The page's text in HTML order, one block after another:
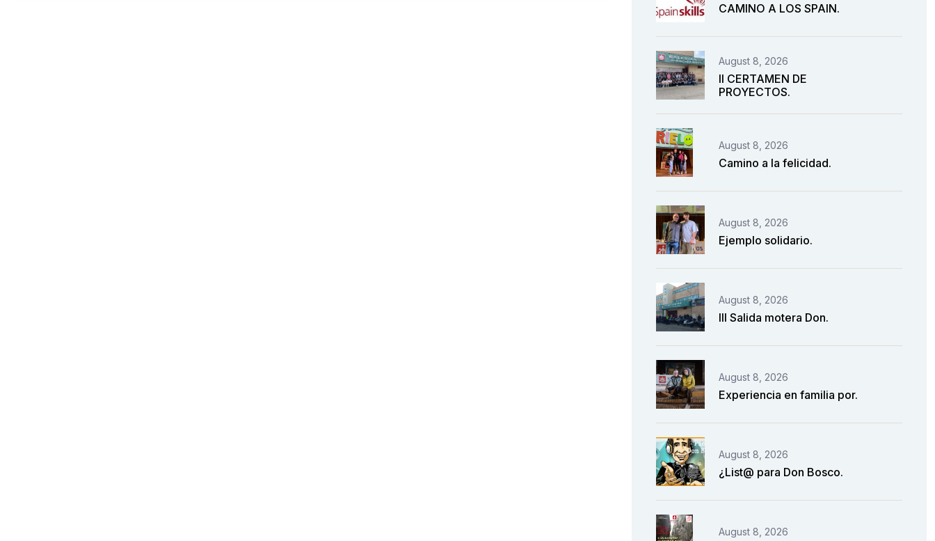
CAMINO A LOS SPAIN.
August 8, 2026
II CERTAMEN DE
PROYECTOS.
August 8, 2026
Camino a la felicidad.
August 8, 2026
Ejemplo solidario.
August 8, 2026
III Salida motera Don.
August 8, 2026
Experiencia en familia por.
August 8, 2026
¿List@ para Don Bosco.
August 8, 2026